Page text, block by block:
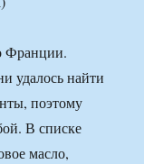
Франции.
удалось найти
поэтому
В списке
масло,